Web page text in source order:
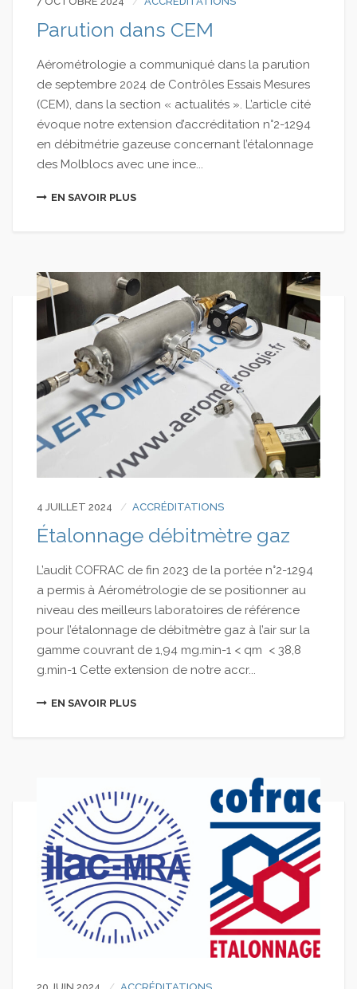
Parution dans CEM
Aérométrologie a communiqué dans la parution
de septembre 2024 de Contrôles Essais Mesures
(CEM), dans la section « actualités ». L’article cité
évoque notre extension d’accréditation n°2-1294
en débitmétrie gazeuse concernant l’étalonnage
des Molblocs avec une ince...
EN SAVOIR PLUS
4 JUILLET 2024 ACCRÉDITATIONS
Étalonnage débitmètre gaz
L’audit COFRAC de fin 2023 de la portée n°2-1294
a permis à Aérométrologie de se positionner au
niveau des meilleurs laboratoires de référence
pour l’étalonnage de débitmètre gaz à l’air sur la
gamme couvrant de 1,94 mg.min-1 < qm < 38,8
g.min-1 Cette extension de notre accr...
EN SAVOIR PLUS